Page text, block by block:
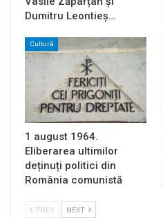
Dumitru Leontieș…
Cultură
1 august 1964.
Eliberarea ultimilor
deținuți politici din
România comunistă
PREV NEXT